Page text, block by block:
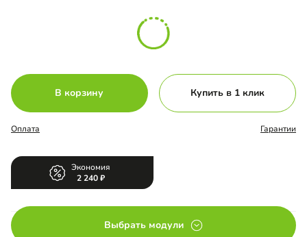
В корзину Купить в 1 клик
Оплата Гарантии
Экономия
2 240
Выбрать модули